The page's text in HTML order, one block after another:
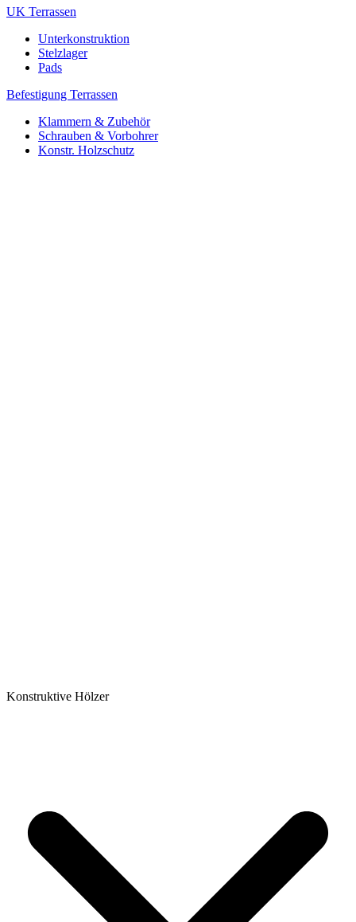
UK Terrassen
Unterkonstruktion
Stelzlager
Pads
Befestigung Terrassen
Klammern & Zubehör
Schrauben & Vorbohrer
Konstr. Holzschutz
Konstruktive Hölzer